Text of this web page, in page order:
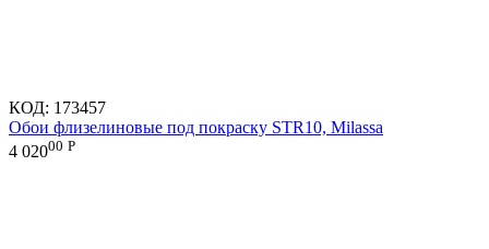
КОД: 173457
Обои флизелиновые под покраску STR10, Milassa
4 02000 Р